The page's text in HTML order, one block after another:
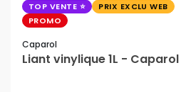
TOP VENTE
PRIX EXCLU WEB
PROMO
Caparol
Liant vinylique 1L - Caparol